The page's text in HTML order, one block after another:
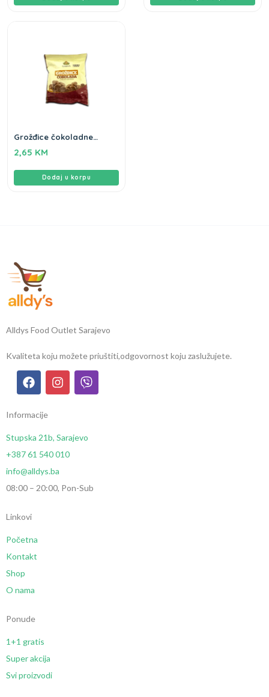
Grožđice čokoladne
2,65 KM
Dodaj u korpu
Alldys Food Outlet Sarajevo
Kvaliteta koju možete priuštiti,odgovornost koju zaslužujete.
Informacije
Stupska 21b, Sarajevo
+387 61 540 010
info@alldys.ba
08:00 – 20:00, Pon-Sub
Linkovi
Početna
Kontakt
Shop
O nama
Ponude
1+1 gratis
Super akcija
Svi proizvodi